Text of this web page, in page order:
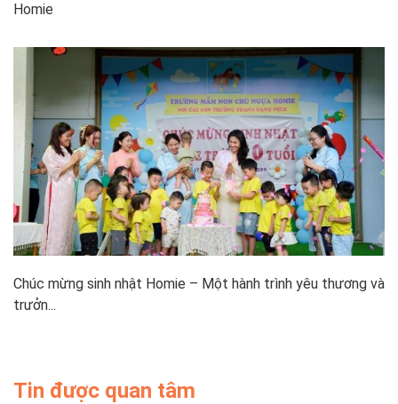
Homie
Chúc mừng sinh nhật Homie – Một hành trình yêu thương và
trưởn...
Tin được quan tâm